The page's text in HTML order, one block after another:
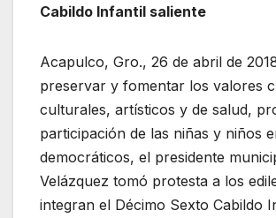
Cabildo Infantil saliente
Acapulco, Gro., 26 de abril de
preservar y fomentar los valores
culturales, artísticos y de salud,
participación de las niñas y niños
democráticos, el presidente
Velázquez tomó protesta a los
integran el Décimo Sexto Cabildo